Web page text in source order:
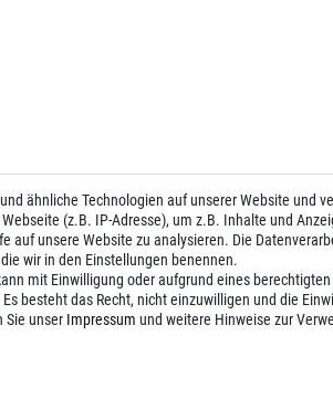
ähnliche Technologien auf unserer Website und
(z.B. IP-Adresse), um z.B. Inhalte und
auf unsere Website zu analysieren. Die
wir in den Einstellungen benennen.
mit Einwilligung oder aufgrund eines
besteht das Recht, nicht einzuwilligen und die
Sie unser Impressum und weitere Hinweise zur